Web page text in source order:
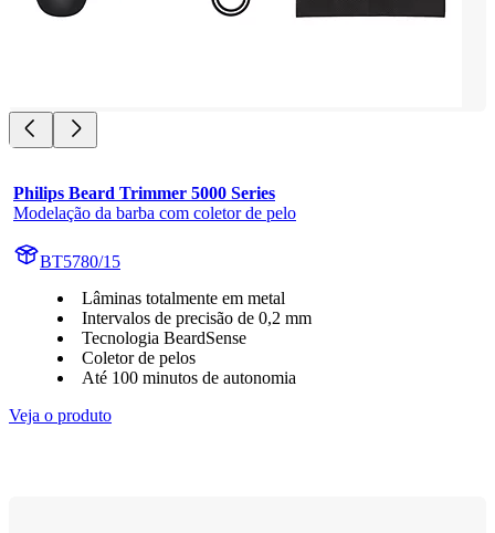
Philips Beard Trimmer 5000 Series
Modelação da barba com coletor de pelo
BT5780/15
Lâminas totalmente em metal
Intervalos de precisão de 0,2 mm
Tecnologia BeardSense
Coletor de pelos
Até 100 minutos de autonomia
Veja o produto